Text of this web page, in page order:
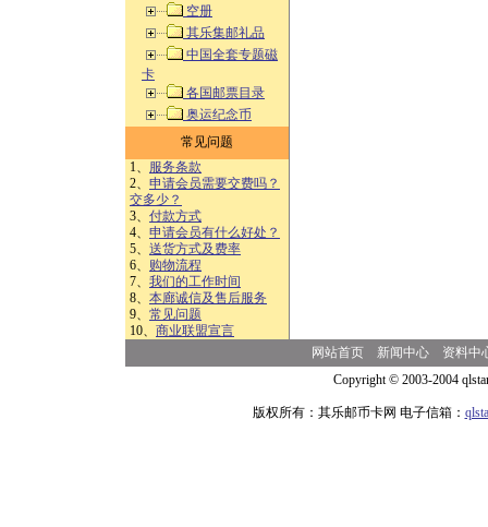
空册
其乐集邮礼品
中国全套专题磁
卡
各国邮票目录
奥运纪念币
常见问题
1、 服务条款
2、 申请会员需要交费吗？
交多少？
3、 付款方式
4、 申请会员有什么好处？
5、 送货方式及费率
6、 购物流程
7、 我们的工作时间
8、 本廊诚信及售后服务
9、 常见问题
10、 商业联盟宣言
网站首页 新闻中心
资料中
Copyright © 2003-2004
版权所有：其乐邮币卡网 电子信箱：